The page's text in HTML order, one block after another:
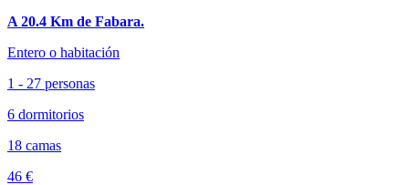
A 20.4 Km de Fabara.
Entero o habitación
1 - 27 personas
6 dormitorios
18 camas
46 €